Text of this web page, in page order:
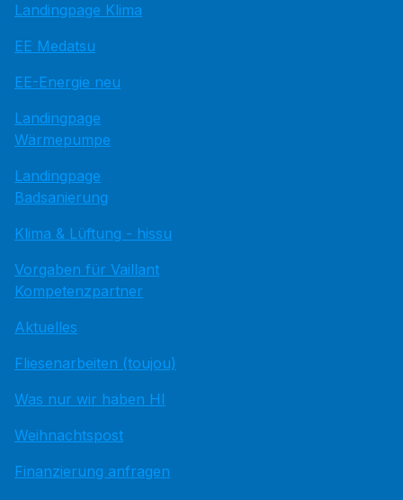
Landingpage Klima
EE Medatsu
EE-Energie neu
Landingpage
Wärmepumpe
Landingpage
Badsanierung
Klima & Lüftung - hissu
Vorgaben für Vaillant
Kompetenzpartner
Aktuelles
Fliesenarbeiten (toujou)
Was nur wir haben HI
Weihnachtspost
Finanzierung anfragen